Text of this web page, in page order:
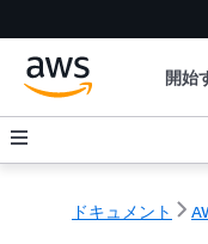
開始
ドキュメント